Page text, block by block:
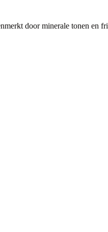
door minerale tonen en